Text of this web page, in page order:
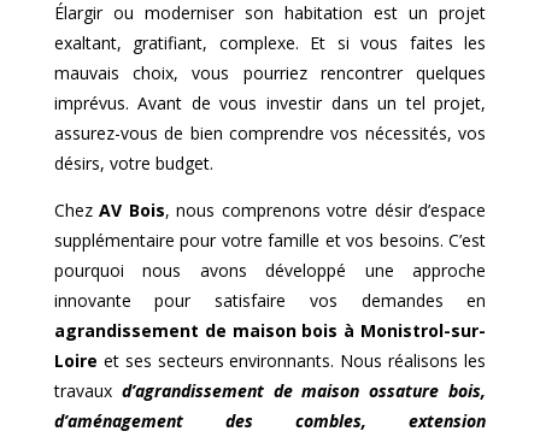
Élargir ou moderniser son habitation est un projet
exaltant, gratifiant, complexe. Et si vous faites les
mauvais choix, vous pourriez rencontrer quelques
imprévus. Avant de vous investir dans un tel projet,
assurez-vous de bien comprendre vos nécessités, vos
désirs, votre budget.
ChezAV Bois, nous comprenons votre désir d’espace
supplémentaire pour votre famille et vos besoins. C’est
pourquoi nous avons développé une approche
innovante pour satisfaire vos demandes en
agrandissement de maison bois à Monistrol-sur-
Loire et ses secteurs environnants. Nous réalisons les
travaux d’agrandissement de maison ossature bois,
d’aménagement des combles, extension